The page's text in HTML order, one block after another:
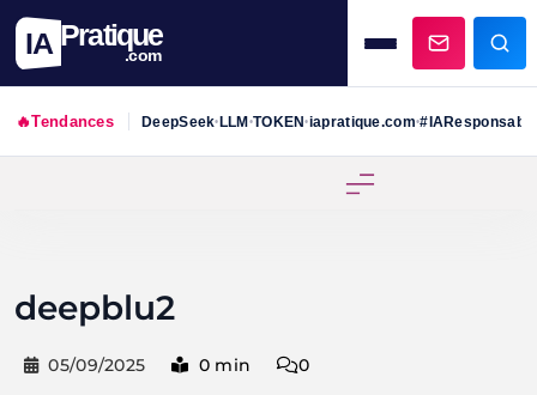
IA Pratique
.com
🔥Tendances DeepSeek•LLM•TOKEN•iapratique.com•#IAResponsable
deepblu2
05/09/2025 0 min 0